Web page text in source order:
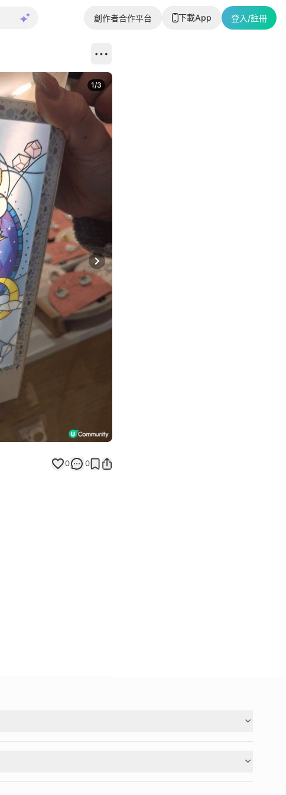
創作者合作平台 下載App 登入/註冊
Next slide
1/3
0 0